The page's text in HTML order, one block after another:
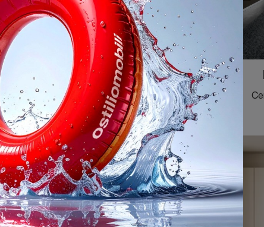
Cerchi un guardaroba in vetro? Clicca e scopri armadiature a muro con ante battenti di Novamobili.
Plissé scorrevole
Ti presentiamo l'armadio Plissé scorrevole in laccato opaco di Novamobili! Un ricco catalogo di armadi a muro con ante scorrevoli.